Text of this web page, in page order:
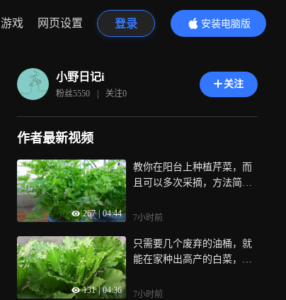
游戏 网页设置 登录
安装电脑版
内容更精彩
小野日记i
粉丝5550 | 关注0
关注
作者最新视频
267 | 04:44
教你在阳台上种植芹菜，而
且可以多次采摘，方法简单
7小时前
131 | 04:36
只需要几个废弃的油桶，就
能在家种出高产的白菜，适
7小时前